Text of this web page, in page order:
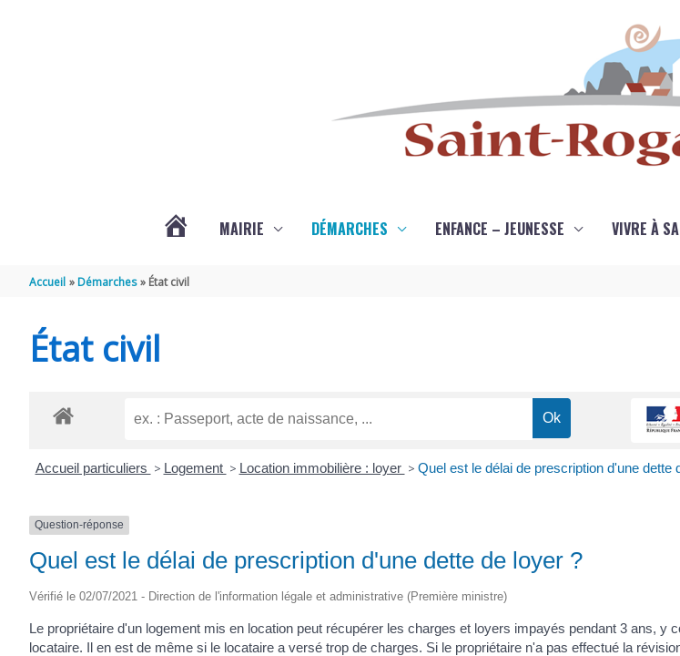
ROGATIEN
MAIRIE DÉMARCHES ENFANCE – JEUNESSE VIVRE À
Accueil Démarches État civil
État civil
Accueil particuliers > Logement > Location immobilière : loyer > Quel est le délai de prescription d'une dette
Question-réponse
Quel est le délai de prescription d'une dette de loyer ?
Vérifié le 02/07/2021 - Direction de l'information légale et administrative (Première ministre)
Le propriétaire d'un logement mis en location peut récupérer les charges et loyers impayés pendant 3 ans, y
locataire. Il en est de même si le locataire a versé trop de charges. Si le propriétaire n'a pas effectué la